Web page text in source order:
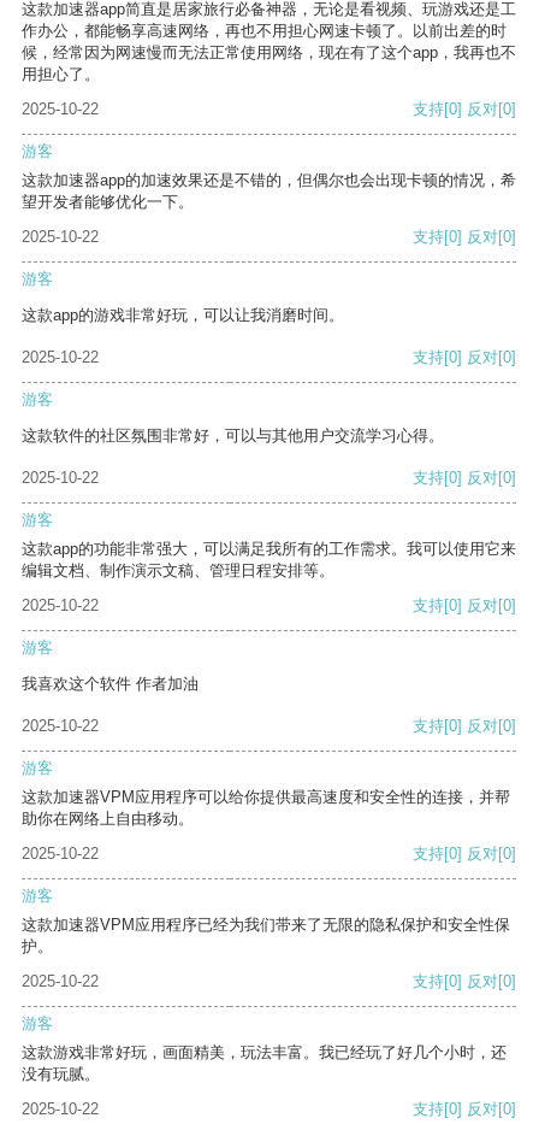
这款加速器app简直是居家旅行必备神器，无论是看视频、玩游戏还是工
作办公，都能畅享高速网络，再也不用担心网速卡顿了。以前出差的时
候，经常因为网速慢而无法正常使用网络，现在有了这个app，我再也不
用担心了。
2025-10-22
支持[0] 反对[0]
游客
这款加速器app的加速效果还是不错的，但偶尔也会出现卡顿的情况，希
望开发者能够优化一下。
2025-10-22
支持[0] 反对[0]
游客
这款app的游戏非常好玩，可以让我消磨时间。
2025-10-22 支持[0] 反对[0]
游客
这款软件的社区氛围非常好，可以与其他用户交流学习心得。
2025-10-22 支持[0] 反对[0]
游客
这款app的功能非常强大，可以满足我所有的工作需求。我可以使用它来
编辑文档、制作演示文稿、管理日程安排等。
2025-10-22
支持[0] 反对[0]
游客
我喜欢这个软件 作者加油
2025-10-22 支持[0] 反对[0]
游客
这款加速器VPM应用程序可以给你提供最高速度和安全性的连接，并帮
助你在网络上自由移动。
2025-10-22
支持[0] 反对[0]
游客
这款加速器VPM应用程序已经为我们带来了无限的隐私保护和安全性保
护。
2025-10-22
支持[0] 反对[0]
游客
这款游戏非常好玩，画面精美，玩法丰富。我已经玩了好几个小时，还
没有玩腻。
2025-10-22
支持[0] 反对[0]